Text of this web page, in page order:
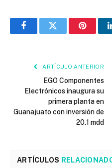
FacebookTwitter
ARTÍCULO ANTERIOR
EGO Componentes
Electrónicos inaugura su
primera planta en
Guanajuato con inversión de
20.1 mdd
ARTÍCULOS